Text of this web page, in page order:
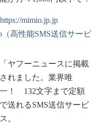
（高性能SMS送信サービ
「ヤフーニュースに掲載
されました。業界唯
一！ 132文字まで定額
で送れるSMS送信サービ
ス。